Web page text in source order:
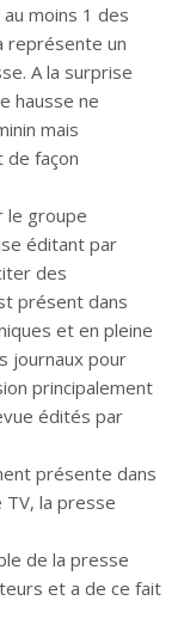
moins 1 des
représente un
A la surprise
hausse ne
mais
de façon
le groupe
éditant par
des
présent dans
et en pleine
journaux pour
principalement
édités par
présente dans
TV, la presse
de la presse
et a de ce fait